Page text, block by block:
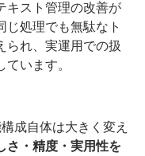
キスト管理の改善が
じ処理でも無駄なト
られ、実運用での扱
います。
構成自体は大きく変え
さ・精度・実用性を